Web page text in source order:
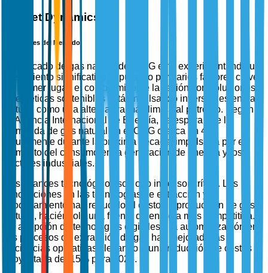
Market Dynamics
Impulsores del Mercado
El mercado de gas natural del CCG está experimentando un
crecimiento significativo impulsado por varios factores clave.
En primer lugar, el compromiso de la región con soluciones
energéticas sostenibles está impulsando inversiones en gas
natural como una alternativa más limpia al petróleo. Según
la Agencia Internacional de Energía, se espera que la
demanda de gas natural en el CCG crezca un 4%
anualmente durante la próxima década, impulsada por el
aumento del consumo en la generación de energía y los
sectores industriales.
Los avances tecnológicos son otro impulsor crítico. Las
innovaciones en las tecnologías de extracción y
procesamiento han reducido el costo de producción de gas
natural, haciéndolo una fuente de energía más competitiva.
La adopción de tecnologías digitales y la automatización en
los procesos de extracción de gas han mejorado las
eficiencias operativas, llevando a una reducción de costos
proyectada del 15% para 2025.